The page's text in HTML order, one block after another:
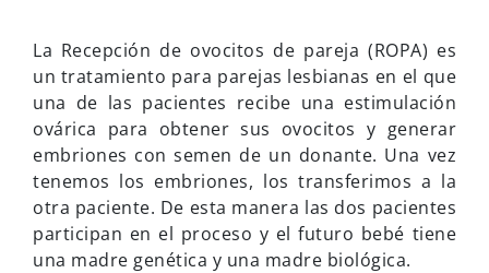
La Recepción de ovocitos de pareja (ROPA) es
un tratamiento para parejas lesbianas en el que
una de las pacientes recibe una estimulación
ovárica para obtener sus ovocitos y generar
embriones con semen de un donante. Una vez
tenemos los embriones, los transferimos a la
otra paciente. De esta manera las dos pacientes
participan en el proceso y el futuro bebé tiene
una madre genética y una madre biológica.